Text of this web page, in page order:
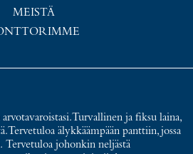
MEISTÄ
Turvallinen ja fiksu laina,
Tervetuloa älykkäämpään panttiin, jossa
Tervetuloa johonkin neljästä